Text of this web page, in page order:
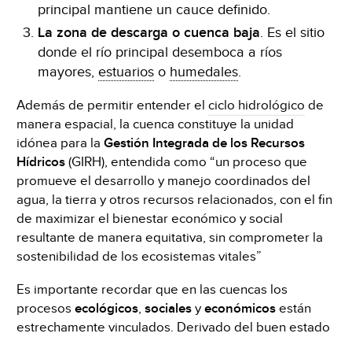
principal mantiene un cauce definido.
La zona de descarga o cuenca baja. Es el sitio
donde el río principal desemboca a ríos
mayores,estuarios o humedales.
Además de permitir entender elciclo hidrológico de
manera espacial, la cuenca constituye la unidad
idónea para laGestión Integrada de los Recursos
Hídricos (GIRH), entendida como “un proceso que
promueve el desarrollo y manejo coordinados del
agua, la tierra y otros recursos relacionados, con el fin
de maximizar el bienestar económico y social
resultante de manera equitativa, sin comprometer la
sostenibilidad de los ecosistemas vitales”
Es importante recordar que en las cuencas los
procesosecológicos,sociales yeconómicos están
estrechamente vinculados. Derivado del buen estado